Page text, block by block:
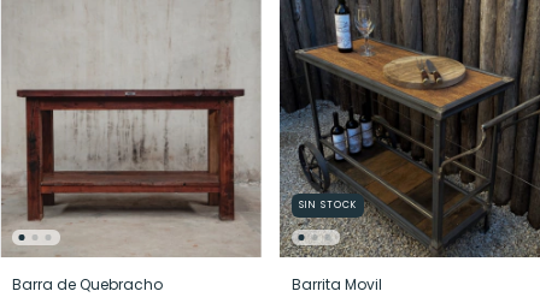
Barra de Quebracho
SIN STOCK
Barrita Movil